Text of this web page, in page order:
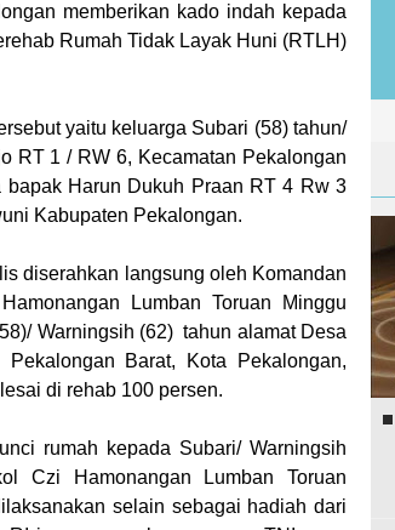
memberikan kado indah kepada
Rumah Tidak Layak Huni (RTLH)
yaitu keluarga Subari (58) tahun/
RT 1 / RW 6, Kecamatan Pekalongan
bapak Harun Dukuh Praan RT 4 Rw 3
Kabupaten Pekalongan.
diserahkan langsung oleh Komandan
Lumban Toruan Minggu
Warningsih (62) tahun alamat Desa
Barat, Kota Pekalongan,
di rehab 100 persen.
rumah kepada Subari/ Warningsih
Czi Hamonangan Lumban Toruan
selain sebagai hadiah dari